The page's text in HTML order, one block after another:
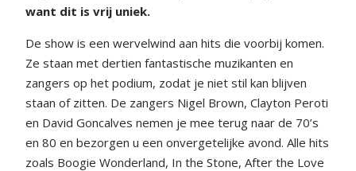
want dit is vrij uniek.
De show is een wervelwind aan hits die voorbij komen.
Ze staan met dertien fantastische muzikanten en
zangers op het podium, zodat je niet stil kan blijven
staan of zitten. De zangers Nigel Brown, Clayton Peroti
en David Goncalves nemen je mee terug naar de 70’s
en 80 en bezorgen u een onvergetelijke avond. Alle hits
zoals Boogie Wonderland, In the Stone, After the Love